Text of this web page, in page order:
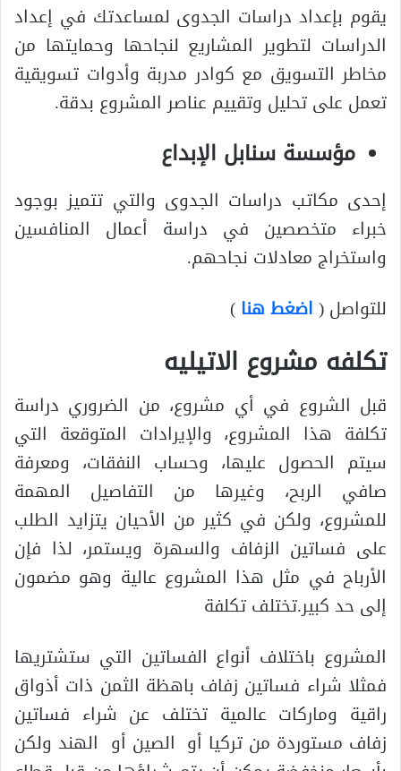
يقوم بإعداد دراسات الجدوى لمساعدتك في إعداد
الدراسات لتطوير المشاريع لنجاحها وحمايتها من
مخاطر التسويق مع كوادر مدربة وأدوات تسويقية
تعمل على تحليل وتقييم عناصر المشروع بدقة.
مؤسسة سنابل الإبداع
إحدى مكاتب دراسات الجدوى والتي تتميز بوجود
خبراء متخصصين في دراسة أعمال المنافسين
واستخراج معادلات نجاحهم.
للتواصل (اضغط هنا)
تكلفه مشروع الاتيليه
قبل الشروع في أي مشروع، من الضروري دراسة
تكلفة هذا المشروع، والإيرادات المتوقعة التي
سيتم الحصول عليها، وحساب النفقات، ومعرفة
صافي الربح، وغيرها من التفاصيل المهمة
للمشروع، ولكن في كثير من الأحيان يتزايد الطلب
على فساتين الزفاف والسهرة ويستمر، لذا فإن
الأرباح في مثل هذا المشروع عالية وهو مضمون
إلى حد كبير.تختلف تكلفة
المشروع باختلاف أنواع الفساتين التي ستشتريها
فمثلا شراء فساتين زفاف باهظة الثمن ذات أذواق
راقية وماركات عالمية تختلف عن شراء فساتين
زفاف مستوردة من تركيا أو الصين أو الهند ولكن